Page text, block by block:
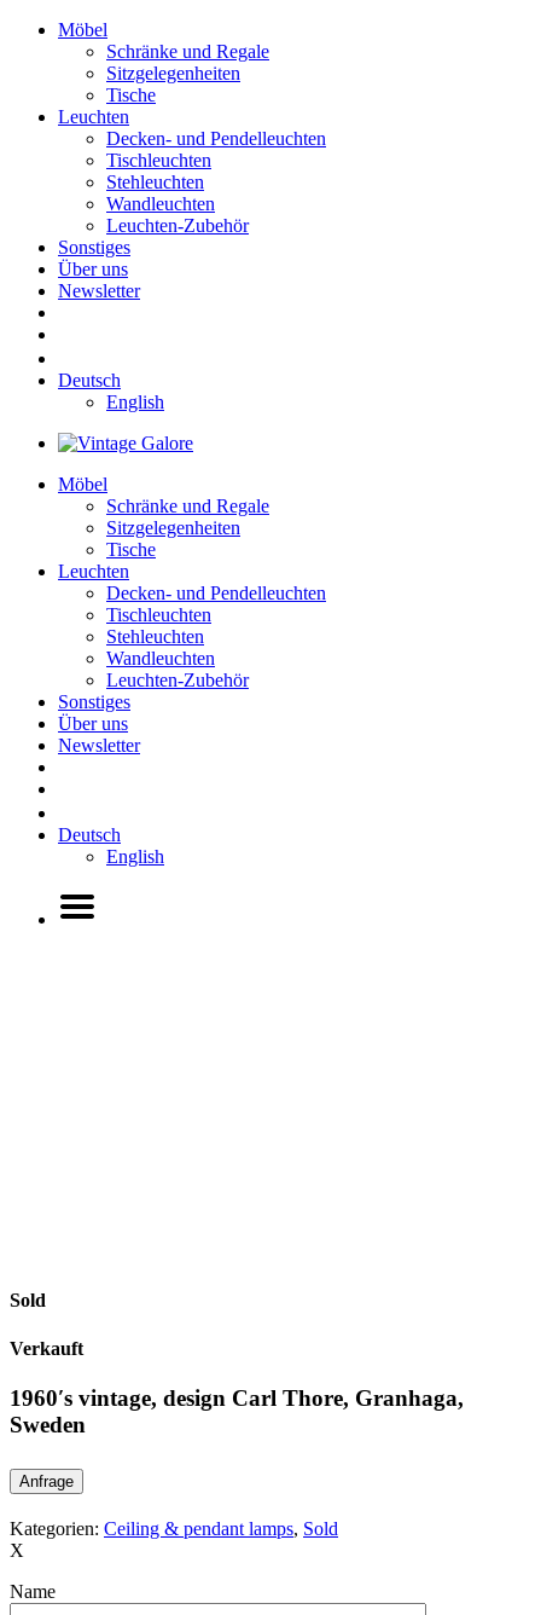
Möbel
Schränke und Regale
Sitzgelegenheiten
Tische
Leuchten
Decken- und Pendelleuchten
Tischleuchten
Stehleuchten
Wandleuchten
Leuchten-Zubehör
Sonstiges
Über uns
Newsletter
Deutsch
English
Möbel
Schränke und Regale
Sitzgelegenheiten
Tische
Leuchten
Decken- und Pendelleuchten
Tischleuchten
Stehleuchten
Wandleuchten
Leuchten-Zubehör
Sonstiges
Über uns
Newsletter
Deutsch
English
Sold
Verkauft
1960′s vintage, design Carl Thore, Granhaga,
Sweden
Anfrage
Kategorien: Ceiling & pendant lamps, Sold
X
Name